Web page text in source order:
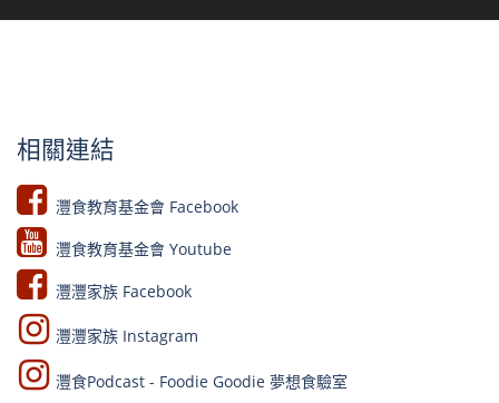
相關連結
灃食教育基金會 Facebook​
灃食教育基金會 Youtube​​
灃灃家族 Facebook
灃灃家族 Instagram
灃食Podcast - Foodie Goodie 夢想食驗室​